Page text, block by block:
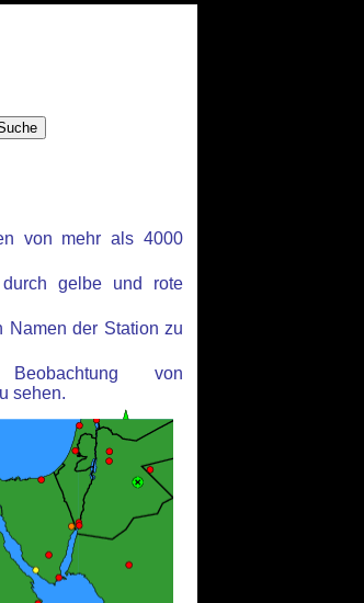
von mehr als 4000
gelbe und rote
Namen der Station zu
von
sehen.